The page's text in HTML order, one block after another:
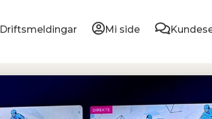
Driftsmeldingar Mi side